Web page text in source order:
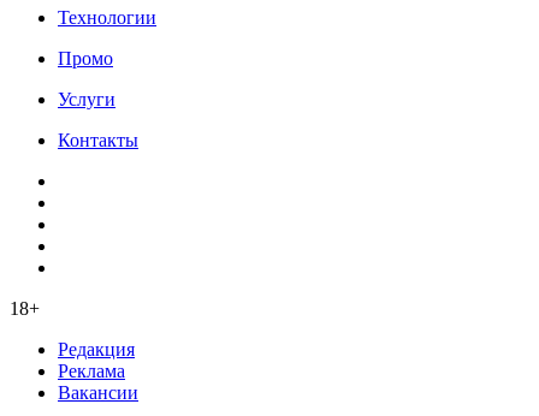
Технологии
Промо
Услуги
Контакты
18+
Редакция
Реклама
Вакансии